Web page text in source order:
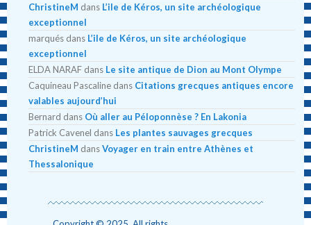
ChristineM dans L’ile de Kéros, un site archéologique
exceptionnel
marqués dans L’ile de Kéros, un site archéologique
exceptionnel
ELDA NARAF dans Le site antique de Dion au Mont Olympe
Caquineau Pascaline dans Citations grecques antiques encore
valables aujourd’hui
Bernard dans Où aller au Péloponnèse ? En Lakonia
Patrick Cavenel dans Les plantes sauvages grecques
ChristineM dansVoyager en train entre Athènes et
Thessalonique